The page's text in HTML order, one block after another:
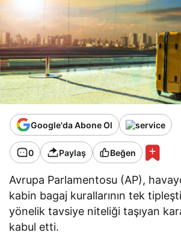
Google'da Abone Ol
0 Paylaş Beğen
Avrupa Parlamentosu (AP),
kabin bagaj kurallarının tek
yönelik tavsiye niteliği taşıyan
kabul etti.